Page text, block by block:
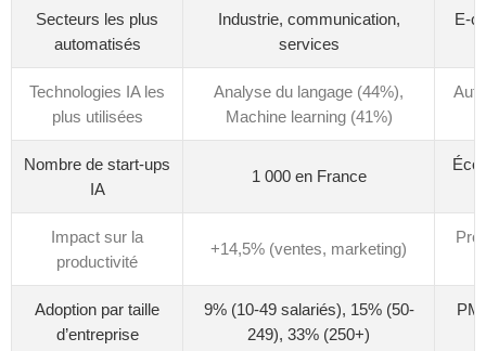
Secteurs les plus
automatisés
Industrie, communication,
services
E-
Technologies IA les
plus utilisées
Analyse du langage (44%),
Machine learning (41%)
Nombre de start-ups
IA
1 000 en France
Impact sur la
productivité
+14,5% (ventes, marketing)
Adoption par taille
d’entreprise
9% (10-49 salariés), 15% (50-
249), 33% (250+)